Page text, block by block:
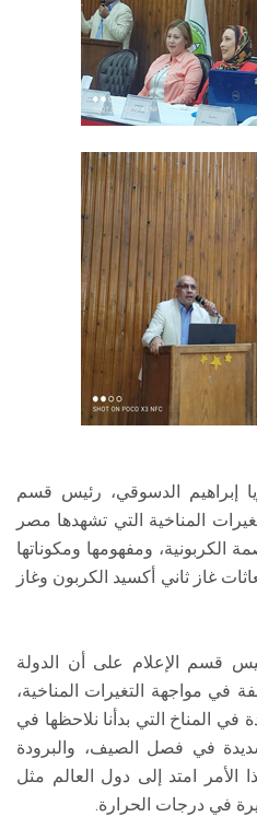
إبراهيم الدسوقي، رئيس قسم
المناخية التي تشهدها مصر
الكربونية، ومفهومها ومكوناتها
غاز ثاني أكسيد الكربون وغاز
قسم الإعلام على أن الدولة
مواجهة التغيرات المناخية،
في المناخ التي بدأنا نلاحظها في
في فصل الصيف، والبرودة
الأمر امتد إلى دول العالم مثل
في درجات الحرارة.